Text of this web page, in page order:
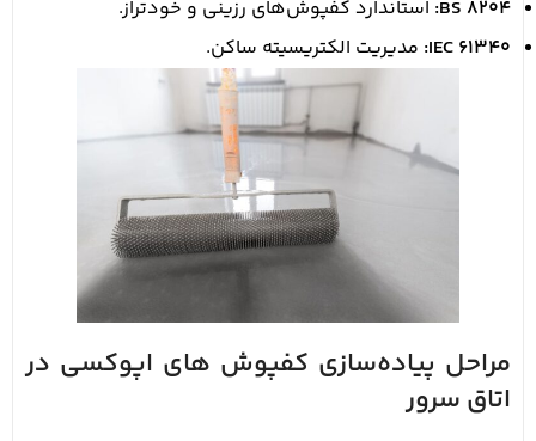
BS 8204: استاندارد کفپوش‌های رزینی و خودتراز.
IEC 61340: مدیریت الکتریسیته ساکن.
مراحل پیاده‌سازی کفپوش های اپوکسی در
اتاق سرور